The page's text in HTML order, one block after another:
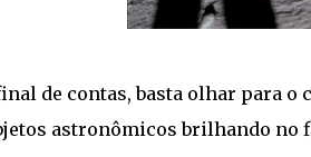
de contas, basta olhar para o
astronômicos brilhando no